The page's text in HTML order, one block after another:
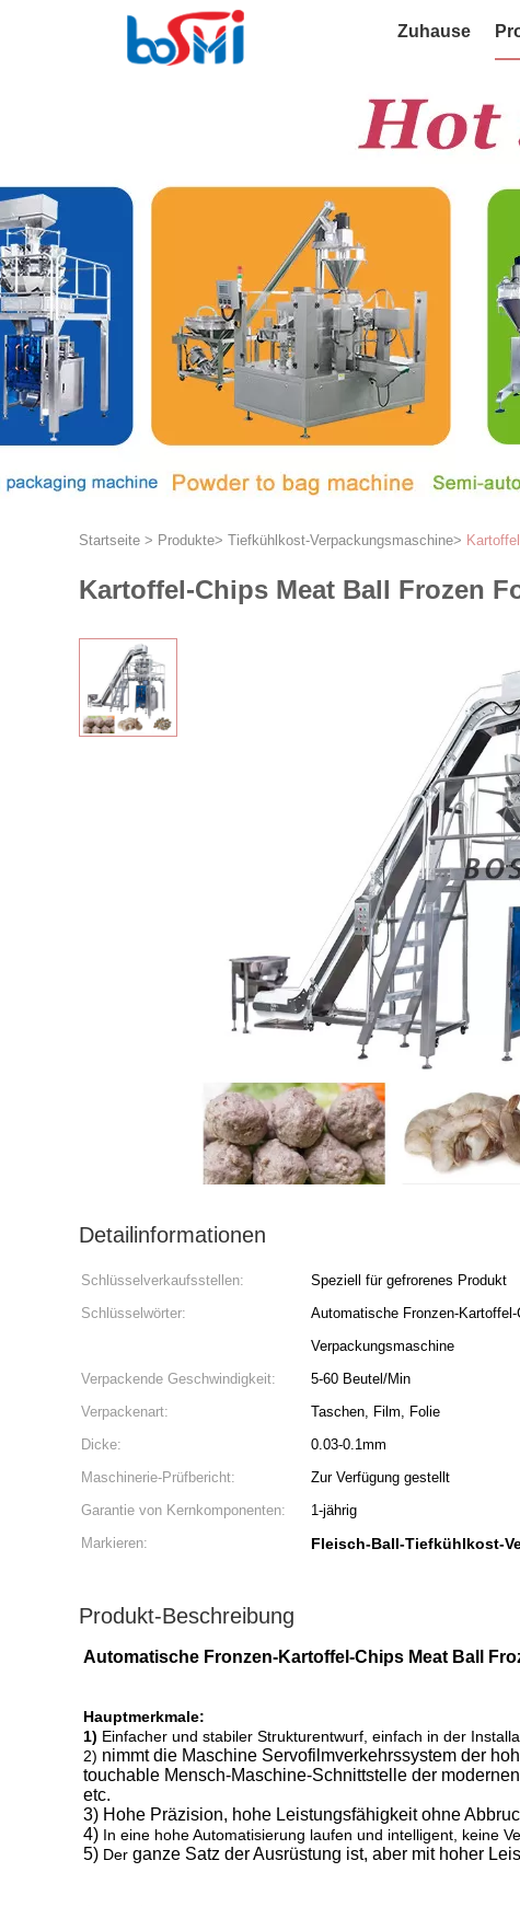
Zuhause
Startseite > Produkte> Tiefkühlkost-Verpackungsmaschine>
Kartoffel-Chips Meat Ball Frozen
Detailinformationen
Schlüsselverkaufsstellen: Speziell für gefrorenes Produkt
Schlüsselwörter:
Automatische Fronzen-
Verpackungsmaschine
Verpackende Geschwindigkeit: 5-60 Beutel/Min
Verpackenart:
Taschen, Film, Folie
Dicke:
0.03-0.1mm
Maschinerie-Prüfbericht:
Zur Verfügung gestellt
Garantie von Kernkomponenten:
1-jährig
Markieren:
Fleisch-Ball-Tiefkühlkost-
Produkt-Beschreibung
Automatische Fronzen-Kartoffel-Chips Meat Ball
Hauptmerkmale:
1) Einfacher und stabiler Strukturentwurf, einfach in der
2) nimmt die Maschine Servofilmverkehrssystem der
touchable Mensch-Maschine-Schnittstelle der
etc.
3) Hohe Präzision, hohe Leistungsfähigkeit ohne
4) In eine hohe Automatisierung laufen und intelligent, keine
5) Der ganze Satz der Ausrüstung ist, aber mit hoher